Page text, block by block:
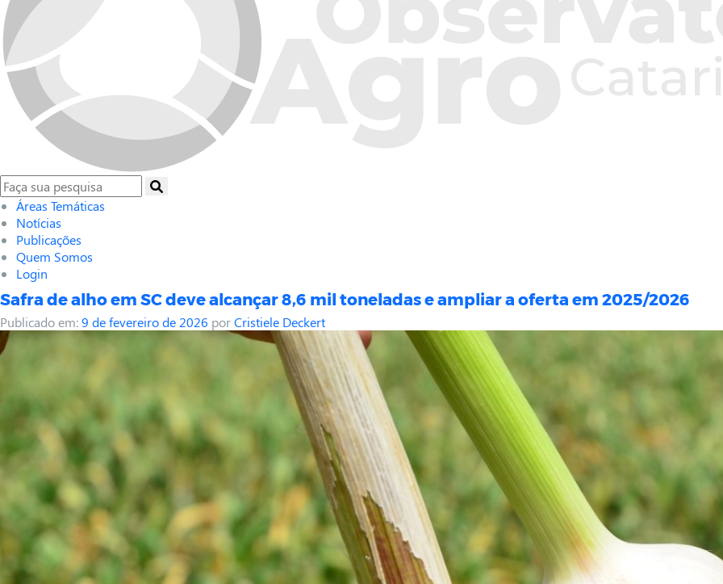
Áreas Temáticas
Notícias
Publicações
Quem Somos
Login
Safra de alho em SC deve alcançar 8,6 mil toneladas e ampliar a oferta em 2025/2026
Publicado em:9 de fevereiro de 2026 porCristiele Deckert